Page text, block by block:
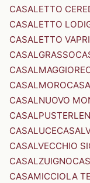
CASALETTO
CASALETTO
CASALETTO
CASALGRASSO
CASALMAGGIORE
CASALMORO
CASALNUOVO
CASALUCE
CASALVECCHIO
CASALZUIGNO
CASAMICCIOLA